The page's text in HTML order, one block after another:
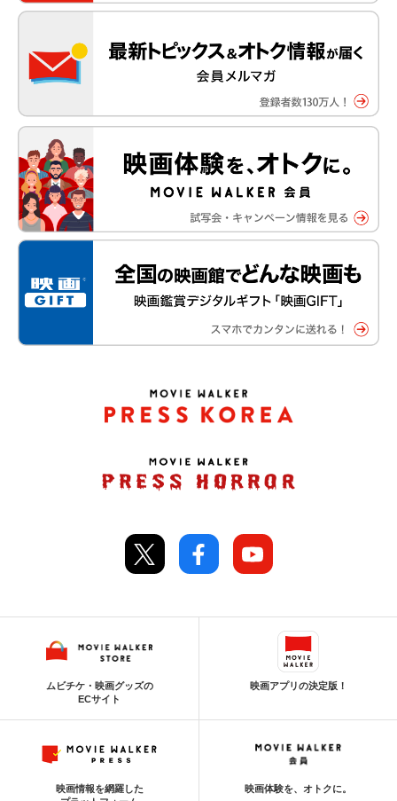
ムビチケ・映画グッズの
ECサイト
映画アプリの決定版！
映画情報を網羅した
映画体験を、オトクに。